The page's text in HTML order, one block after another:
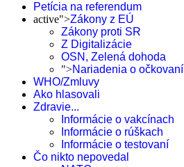
Petícia na referendum
active">Zákony z EÚ
Zákony proti SR
Z Digitalizácie
OSN, Zelená dohoda
">Nariadenia o očkovaní
WHO/Zmluvy
Ako hlasovali
Zdravie...
Informácie o vakcínach
Informácie o rúškach
Informácie o testovaní
Čo nikto nepovedal